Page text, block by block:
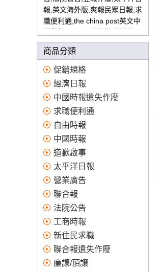
職便利通,the china post英文中
國郵報,yes123網路徵才刊登,U
paper,價格優惠費用好各大報直
接授權報紙廣告代理商免中間
廠商抽成,價格優惠實在,值得信
賴！全國版,地方版:台北市,新北
市,桃竹苗,中彰投,高屏,登報作
廢、求職便利通、報紙廣告、
登報遺失、登報、道歉啟事、
太平洋日報、登報作廢便利商
店、登報道歉費用、登報道
利通、登報費用、股票遺失、
登報作廢費用、徵人廣告、報
紙刊登、便利通求職、報紙 廣
告、拒不過戶註銷登報、支票
遺失 登報、蘋果日報廣告價目
表、股票遺失、 徵才廣告、登
報公告、求職便利通刊登、報
紙廣告收費、遺失登報、蘋果
日報 廣告、道歉啟事 範例、登
報道歉範例、蘋果日報徵才廣
告、如何登報遺失、報紙廣告
費用、求職報紙、刊登徵人廣
商品分類
促銷規格
經濟日報
中國時報遺失作廢
求職便利通
自由時報
中國時報
道歉啟事
太平洋日報
營業廣告
聯合報
法院公告
工商時報
新住民求職
聯合報遺失作廢
廉讓/頂讓